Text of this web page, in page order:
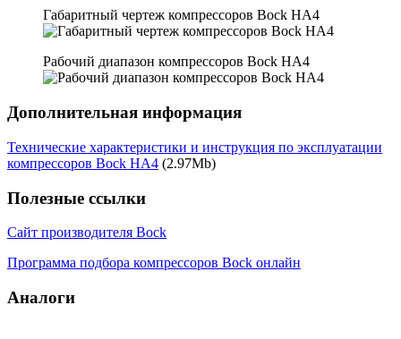
Габаритный чертеж компрессоров Bock HA4
Рабочий диапазон компрессоров Bock HA4
Дополнительная информация
Технические характеристики и инструкция по эксплуатации
компрессоров Bock HA4 (2.97Mb)
Полезные ссылки
Сайт производителя Bock
Программа подбора компрессоров Bock онлайн
Аналоги